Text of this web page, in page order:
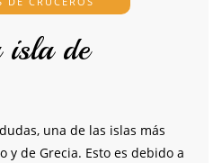
isla de
una de las islas más
y de Grecia. Esto es debido a